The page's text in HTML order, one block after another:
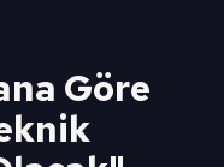
Göre